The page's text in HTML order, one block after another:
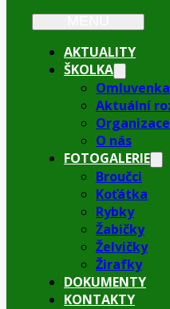
AKTUALITY
ŠKOLKA
Omluvenka
Aktuální
O nás
FOTOGALERIE
Broučci
Koťátka
Rybky
Žabičky
Želvičky
Žirafky
DOKUMENTY
KONTAKTY